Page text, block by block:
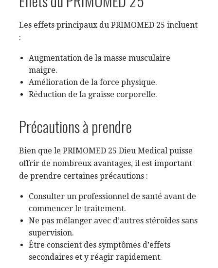
Les effets principaux du PRIMOMED 25 incluent
:
Augmentation de la masse musculaire
maigre.
Amélioration de la force physique.
Réduction de la graisse corporelle.
Précautions à prendre
Bien que le PRIMOMED 25 Dieu Medical puisse
offrir de nombreux avantages, il est important
de prendre certaines précautions :
Consulter un professionnel de santé avant de
commencer le traitement.
Ne pas mélanger avec d’autres stéroïdes sans
supervision.
Être conscient des symptômes d’effets
secondaires et y réagir rapidement.